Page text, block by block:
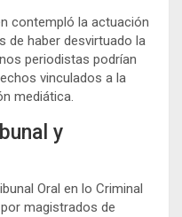
contempló la actuación
de haber desvirtuado la
periodistas podrían
vinculados a la
mediática.
y
Oral en lo Criminal
magistrados de